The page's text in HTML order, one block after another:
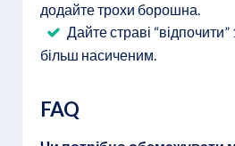
додайте трохи борошна.
Дайте страві
більш насиченим.
FAQ